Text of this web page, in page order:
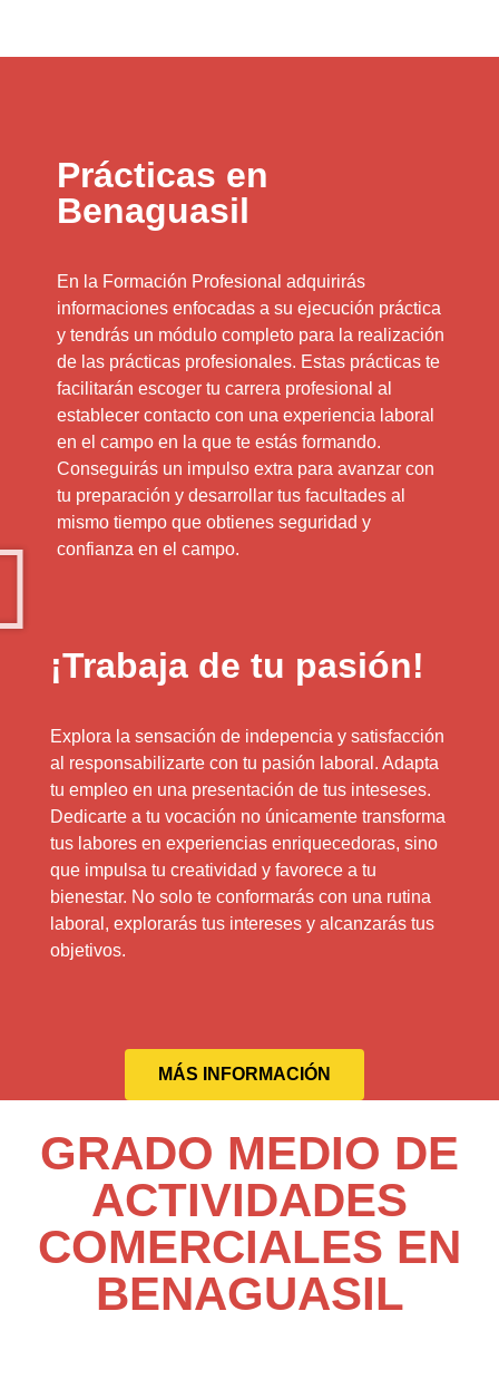
Prácticas en
Benaguasil
En la Formación Profesional adquirirás
informaciones enfocadas a su ejecución práctica
y tendrás un módulo completo para la realización
de las prácticas profesionales. Estas prácticas te
facilitarán escoger tu carrera profesional al
establecer contacto con una experiencia laboral
en el campo en la que te estás formando.
Conseguirás un impulso extra para avanzar con
tu preparación y desarrollar tus facultades al
mismo tiempo que obtienes seguridad y
confianza en el campo.
¡Trabaja de tu pasión!
Explora la sensación de indepencia y satisfacción
al responsabilizarte con tu pasión laboral. Adapta
tu empleo en una presentación de tus inteseses.
Dedicarte a tu vocación no únicamente transforma
tus labores en experiencias enriquecedoras, sino
que impulsa tu creatividad y favorece a tu
bienestar. No solo te conformarás con una rutina
laboral, explorarás tus intereses y alcanzarás tus
objetivos.
MÁS INFORMACIÓN
GRADO MEDIO DE
ACTIVIDADES
COMERCIALES EN
BENAGUASIL